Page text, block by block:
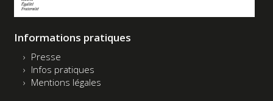
Informations pratiques
Presse
Infos pratiques
Mentions légales